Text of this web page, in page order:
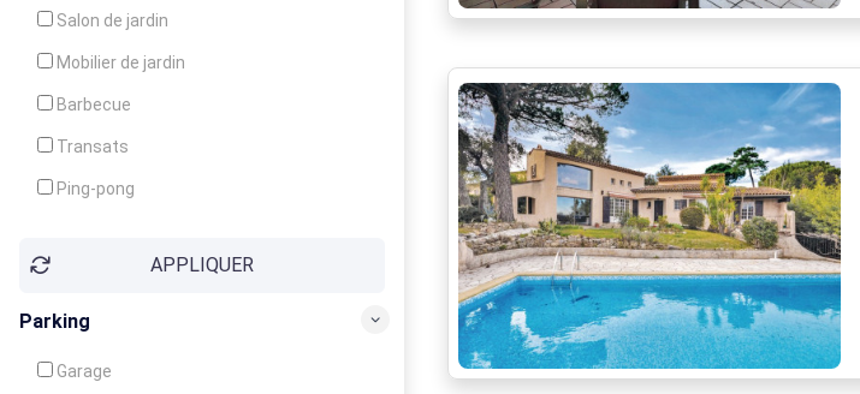
Salon de jardin
Mobilier de jardin
Barbecue
Transats
Ping-pong
Jeux d'enfantsAPPLIQUER
Parking
Garage